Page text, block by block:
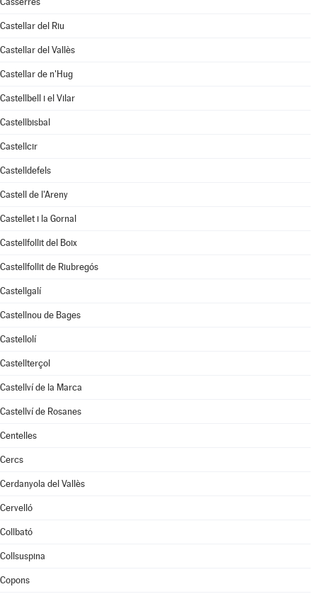
Castellar del Riu
Castellar del Vallès
Castellar de n'Hug
Castellbell i el Vilar
Castellbisbal
Castellcir
Castelldefels
Castell de l'Areny
Castellet i la Gornal
Castellfollit del Boix
Castellfollit de Riubregós
Castellgalí
Castellnou de Bages
Castellolí
Castellterçol
Castellví de la Marca
Castellví de Rosanes
Centelles
Cercs
Cerdanyola del Vallès
Cervelló
Collbató
Collsuspina
Copons